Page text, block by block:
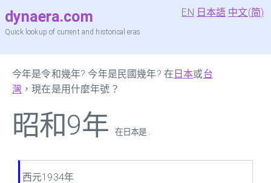
dynaera.com
Quick lookup of current and historical eras
EN 日本語 中文(简)
今年是令和幾年? 今年是民國幾年? 在 日本或台
灣 ，現在是用什麼年號？
昭和9年 在日本是 ...
西元1934年